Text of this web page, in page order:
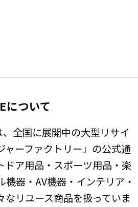
について
全国に展開中の大型リサイ
ャーファクトリー」の公式通
ドア用品・スポーツ用品・楽
器・AV機器・インテリア・
なリユース商品を扱っていま